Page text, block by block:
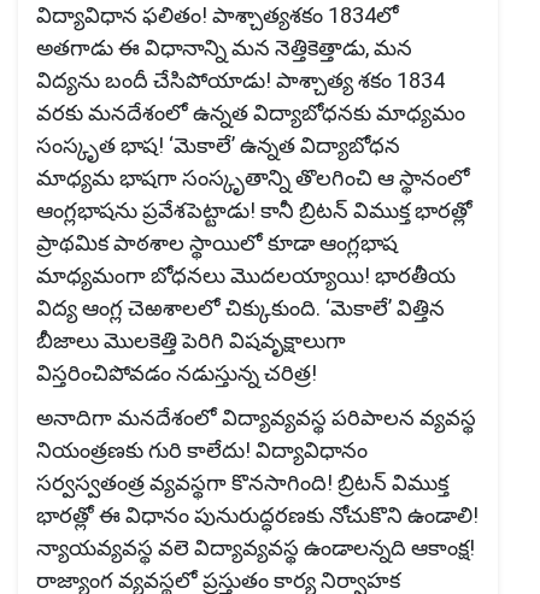
విద్యావిధాన ఫలితం! పాశ్చాత్యశకం 1834లో
అతగాడు ఈ విధానాన్ని మన నెత్తికెత్తాడు, మన
విద్యను బందీ చేసిపోయాడు! పాశ్చాత్య శకం 1834
వరకు మనదేశంలో ఉన్నత విద్యాబోధనకు మాధ్యమం
సంస్కృత భాష! ‘మెకాలే’ ఉన్నత విద్యాబోధన
మాధ్యమ భాషగా సంస్కృతాన్ని తొలగించి ఆ స్థానంలో
ఆంగ్లభాషను ప్రవేశపెట్టాడు! కానీ బ్రిటన్ విముక్త భారత్లో
ప్రాథమిక పాఠశాల స్థాయిలో కూడా ఆంగ్లభాష
మాధ్యమంగా బోధనలు మొదలయ్యాయి! భారతీయ
విద్య ఆంగ్ల చెఱశాలలో చిక్కుకుంది. ‘మెకాలే’ విత్తిన
బీజాలు మొలకెత్తి పెరిగి విషవృక్షాలుగా
విస్తరించిపోవడం నడుస్తున్న చరిత్ర!
అనాదిగా మనదేశంలో విద్యావ్యవస్థ పరిపాలన వ్యవస్థ
నియంత్రణకు గురి కాలేదు! విద్యావిధానం
సర్వస్వతంత్ర వ్యవస్థగా కొనసాగింది! బ్రిటన్ విముక్త
భారత్లో ఈ విధానం పునురుద్ధరణకు నోచుకొని ఉండాలి!
న్యాయవ్యవస్థ వలె విద్యావ్యవస్థ ఉండాలన్నది ఆకాంక్ష!
రాజ్యాంగ వ్యవస్థలో ప్రస్తుతం కార్య నిర్వాహక